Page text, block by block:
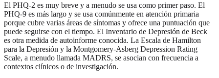
El PHQ-2 es muy breve y a menudo se usa como primer paso. El
PHQ-9 es más largo y se usa comúnmente en atención primaria
porque cubre varias áreas de síntomas y ofrece una puntuación que
puede seguirse con el tiempo. El Inventario de Depresión de Beck
es otra medida de autoinforme conocida. La Escala de Hamilton
para la Depresión y la Montgomery-Asberg Depression Rating
Scale, a menudo llamada MADRS, se asocian con frecuencia a
contextos clínicos o de investigación.